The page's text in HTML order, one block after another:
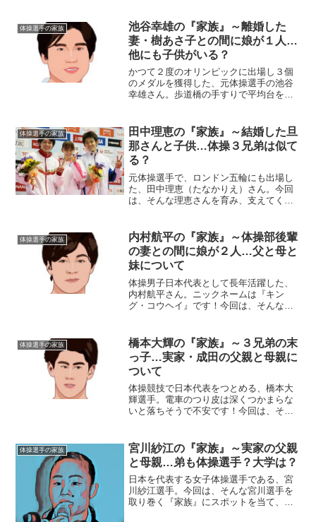
体操選手の家族
池谷幸雄の『家族』～離婚した
妻・樹あさ子との間に娘が１人…
他にも子供がいる？
かつて２度のオリンピックに出場し３個
のメダルを獲得した、元体操選手の池谷
幸雄さん。歩道橋の手すりで平均台をし
を当て、ご紹介します。名 前：池谷
幸雄（いけたに・ゆきお）...
体操選手の家族
田中理恵の『家族』～結婚した旦
那さんと子供…体操３兄弟は似て
る？
元体操選手で、ロンドン五輪にも出場し
た、田中理恵（たなかりえ）さん。今回
は、そんな理恵さんを育み、支えてくれ
家は、和歌山県岩出市。しかし、和歌山
市立紀伊小学校・紀伊中学...
体操選手の家族
内村航平の『家族』～体操部後輩
の妻との間に娘が２人…父と母と
妹について
体操男子日本代表として長年活躍した、
内村航平さん。ニックネームは『キン
グ・コウヘイ』です！今回は、そんな内
航平（うちむら・こうへい）生年月日：
1989年〈昭和64年〉1...
体操選手の家族
橋本大輝の『家族』～３兄弟の末
っ子…実家・成田の父親と母親に
ついて
体操競技で日本代表をつとめる、橋本大
輝選手。電車のつり皮は深くつかまらな
いと落ちそうで不安です！今回は、そん
（はしもと・だいき）生年月日：2001年
〈平成13年〉8月7日...
体操選手の家族
宮川紗江の『家族』～実家の父親
と母親…弟も体操選手？大学は？
日本を代表する女子体操選手である、宮
川紗江選手。今回は、そんな宮川選手を
取り巻く『家族』にスポットを当て、ご